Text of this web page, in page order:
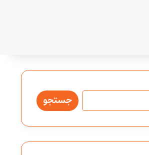
جستجو
برای: